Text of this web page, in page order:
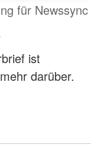
für Newssync
ist
darüber.